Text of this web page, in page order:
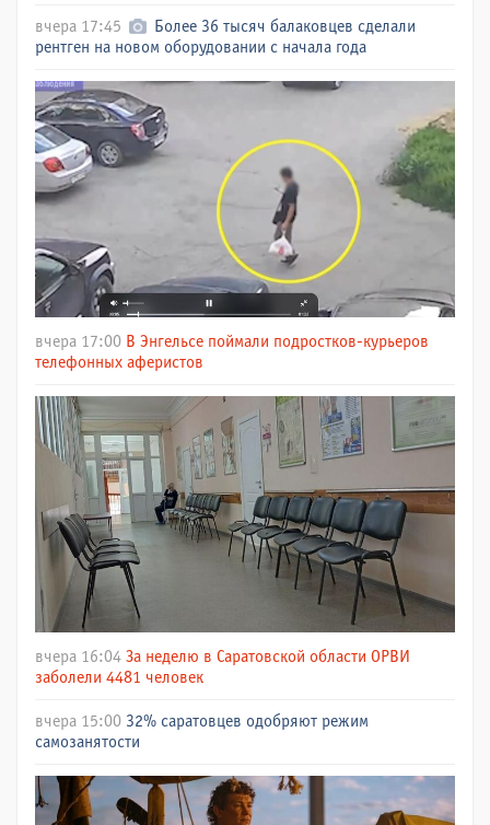
вчера 17:45
Более 36 тысяч балаковцев сделали
рентген на новом оборудовании с начала года
вчера 17:00 В Энгельсе поймали подростков-курьеров
телефонных аферистов
вчера 16:04 За неделю в Саратовской области ОРВИ
заболели 4481 человек
вчера 15:00 32% саратовцев одобряют режим
самозанятости